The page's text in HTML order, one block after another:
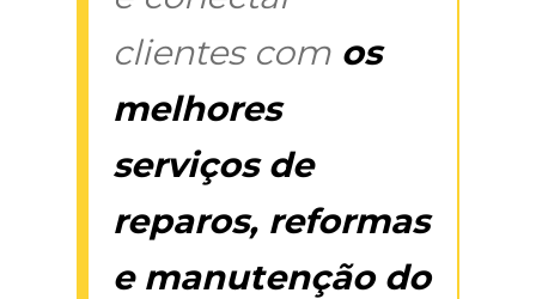
clientes com os
melhores
serviços de
reparos, reformas
e manutenção do